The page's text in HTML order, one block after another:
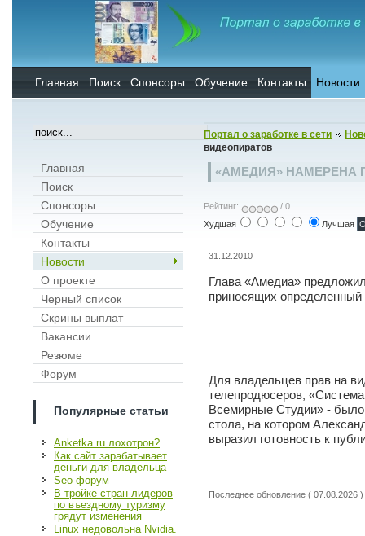
Главная Поиск Спонсоры Обучение Контакты Новости
Главная
Поиск
Спонсоры
Обучение
Контакты
Новости
О проекте
Черный список
Скрины выплат
Вакансии
Резюме
Форум
Популярные статьи
Anketka.ru лохотрон?
Как сайт зарабатывает
деньги для владельца
Seo форум
В тройке стран-лидеров
по въездному туризму
грядут изменения
Linux недовольна Nvidia.
Портал о заработке в сети
видеопиратов
«АМЕДИЯ» НАМЕРЕНА
Рейтинг:
/ 0
Худшая
Лучшая
31.12.2010
Глава «Амедиа»
приносящих
Для владельцев прав на
телепродюсеров,
Всемирные Студии» - было
стола, на котором
выразил готовность к
Последнее обновление ( 07.08.2026 )